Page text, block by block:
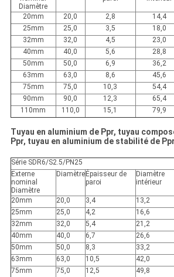
Diamètre
20mm
20,0 2,8 14,4
25mm
25,0 3,5 18,0
32mm
32,0 4,5 23,0
40mm
40,0 5,6 28,8
50mm
50,0 6,9 36,2
63mm
63,0 8,6 45,6
75mm
75,0 10,3 54,4
90mm
90,0 12,3 65,4
110mm
110,0 15,1 79,9
Tuyau en aluminium de Ppr, tuyau
Ppr, tuyau en aluminium de stabilité de Ppr
Série SDR6/S2.5/PN25
Externe
nominal
Diamètre
DiamètreÉpaisseur de
paroi
Diamètre
intérieur
20mm
20,0 3,4 13,2
25mm
25,0 4,2 16,6
32mm
32,0 5,4 21,2
40mm
40,0 6,7 26,6
50mm
50,0 8,3 33,2
63mm
63,0 10,5 42,0
75mm
75,0 12,5 49,8